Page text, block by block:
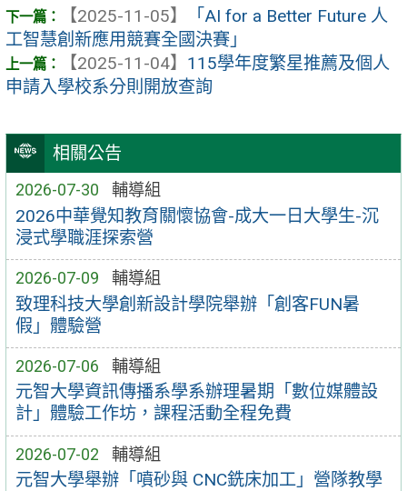
相關公告
2026-07-30 輔導組
2026中華覺知教育關懷協會-成大一日大學生-沉
浸式學職涯探索營
2026-07-09 輔導組
致理科技大學創新設計學院舉辦「創客FUN暑
假」體驗營
2026-07-06 輔導組
元智大學資訊傳播系學系辦理暑期「數位媒體設
計」體驗工作坊，課程活動全程免費
2026-07-02 輔導組
元智大學舉辦「噴砂與 CNC銑床加工」營隊教學
【2025-11-05】
「AI for a Better Future 人
工智慧創新應用競賽全國決賽」
【2025-11-04】 115學年度繁星推薦及個人
申請入學校系分則開放查詢